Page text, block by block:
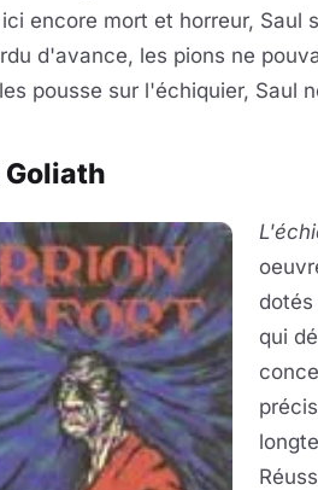
encore mort et horreur, Saul
d'avance, les pions ne
pousse sur l'échiquier, Saul
qui